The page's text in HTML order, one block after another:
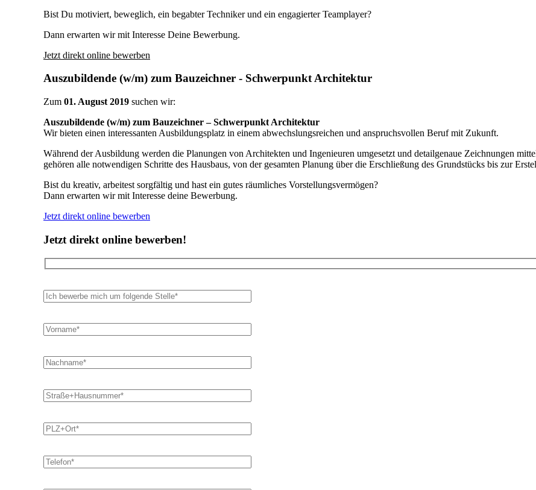
Bist Du motiviert, beweglich, ein begabter Techniker und ein engagierter Teamplayer?
Dann erwarten wir mit Interesse Deine Bewerbung.
Jetzt direkt online bewerben
Auszubildende (w/m) zum Bauzeichner - Schwerpunkt Architektur
Zum 01. August 2019 suchen wir:
Auszubildende (w/m) zum Bauzeichner – Schwerpunkt Architektur
Wir bieten einen interessanten Ausbildungsplatz in einem abwechslungsreichen und anspruchsvollen Beruf mit Zukunft.
Während der Ausbildung werden die Planungen von Architekten und Ingenieuren umgesetzt und detailgenaue Zeichnungen
gehören alle notwendigen Schritte des Hausbaus, von der gesamten Planung über die Erschließung des Grundstücks bis zur
Bist du kreativ, arbeitest sorgfältig und hast ein gutes räumliches Vorstellungsvermögen?
Dann erwarten wir mit Interesse deine Bewerbung.
Jetzt direkt online bewerben
Jetzt direkt online bewerben!